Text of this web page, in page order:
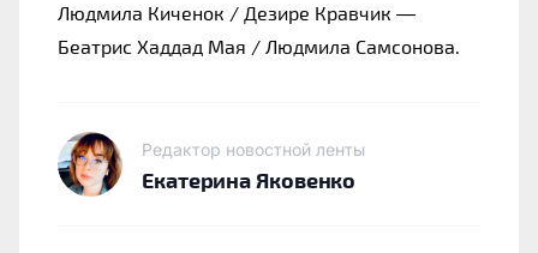
Людмила Киченок / Дезире Кравчик —
Беатрис Хаддад Мая / Людмила Самсонова.
Редактор новостной ленты
Екатерина Яковенко